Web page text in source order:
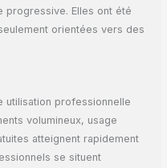
progressive. Elles ont été
orientées vers des
utilisation professionnelle
volumineux, usage
atteignent rapidement
se situent